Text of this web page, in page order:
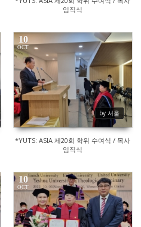
임직식
10
OCT
by 서울
359
*YUTS: ASIA 제20회 학위 수여식 / 목사
임직식
10
OCT
375